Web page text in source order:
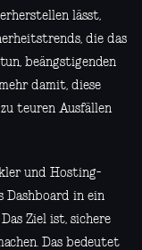
lässt,
die das
beängstigenden
damit, diese
teuren Ausfällen
und Hosting-
Dashboard in ein
Ziel ist, sichere
Das bedeutet